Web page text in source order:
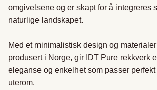
omgivelsene og er skapt for å integreres
naturlige landskapet.
Med et minimalistisk design og
produsert i Norge, gir IDT Pure rekkverk
eleganse og enkelhet som passer
uterom.